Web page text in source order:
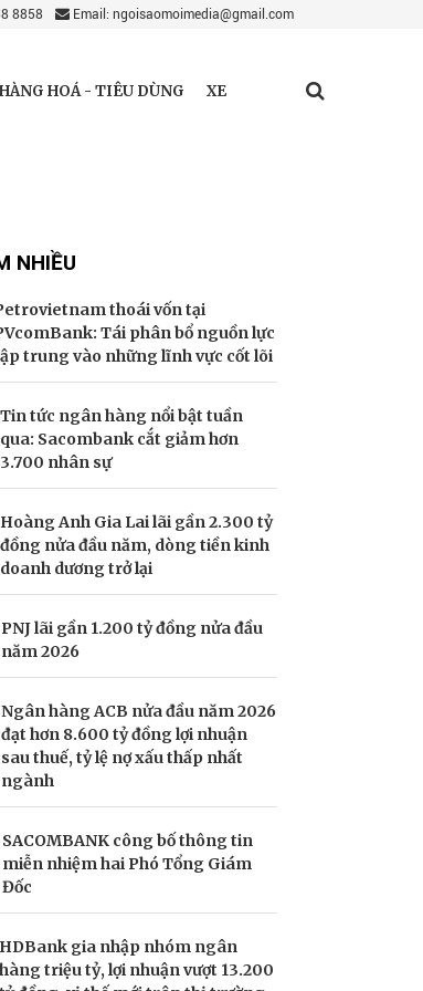
8858 Email: ngoisaomoimedia@gmail.com
HÀNG HOÁ - TIÊU DÙNG XE
NHIỀU
thoái vốn tại
Tái phân bổ nguồn lực
trung vào những lĩnh vực cốt lõi
Tin tức ngân hàng nổi bật tuần
qua: Sacombank cắt giảm hơn
3.700 nhân sự
Hoàng Anh Gia Lai lãi gần 2.300 tỷ
đồng nửa đầu năm, dòng tiền kinh
doanh dương trở lại
PNJ lãi gần 1.200 tỷ đồng nửa đầu
năm 2026
Ngân hàng ACB nửa đầu năm 2026
đạt hơn 8.600 tỷ đồng lợi nhuận
sau thuế, tỷ lệ nợ xấu thấp nhất
ngành
SACOMBANK công bố thông tin
miễn nhiệm hai Phó Tổng Giám
Đốc
HDBank gia nhập nhóm ngân
hàng triệu tỷ, lợi nhuận vượt 13.200